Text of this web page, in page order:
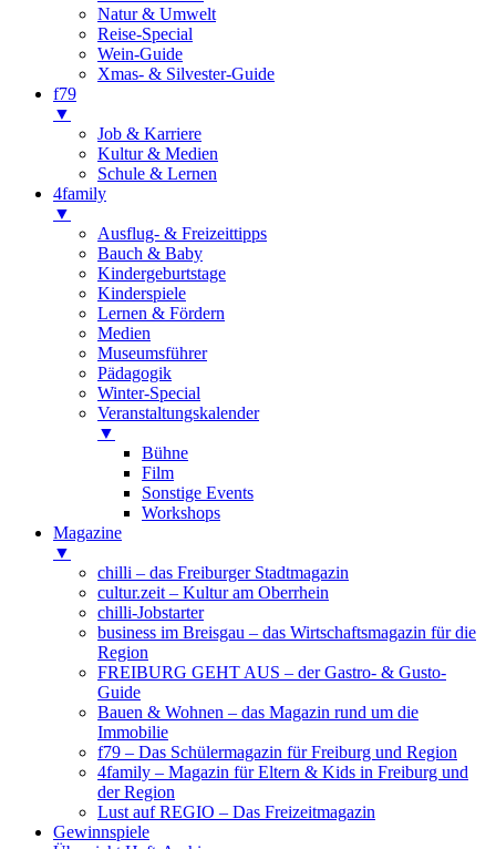
Natur & Umwelt
Reise-Special
Wein-Guide
Xmas- & Silvester-Guide
f79
▼
Job & Karriere
Kultur & Medien
Schule & Lernen
4family
▼
Ausflug- & Freizeittipps
Bauch & Baby
Kindergeburtstage
Kinderspiele
Lernen & Fördern
Medien
Museumsführer
Pädagogik
Winter-Special
Veranstaltungskalender
▼
Bühne
Film
Sonstige Events
Workshops
Magazine
▼
chilli – das Freiburger Stadtmagazin
cultur.zeit – Kultur am Oberrhein
chilli-Jobstarter
business im Breisgau – das Wirtschaftsmagazin für die
Region
FREIBURG GEHT AUS – der Gastro- & Gusto-
Guide
Bauen & Wohnen – das Magazin rund um die
Immobilie
f79 – Das Schülermagazin für Freiburg und Region
4family – Magazin für Eltern & Kids in Freiburg und
der Region
Lust auf REGIO – Das Freizeitmagazin
Gewinnspiele